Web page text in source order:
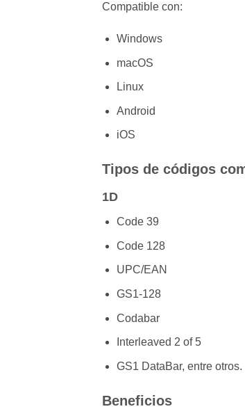
Compatible con:
Windows
macOS
Linux
Android
iOS
Tipos de códigos
1D
Code 39
Code 128
UPC/EAN
GS1-128
Codabar
Interleaved 2 of 5
GS1 DataBar, entre otros.
Beneficios